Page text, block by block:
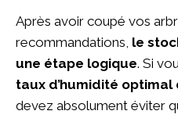
Après avoir coupé vos
recommandations, le
une étape logique. Si
taux d’humidité optimal
devez absolument éviter